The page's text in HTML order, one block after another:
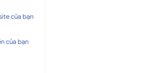
của bạn
của bạn